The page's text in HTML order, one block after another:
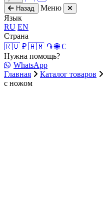
Назад
Меню
Язык
RU EN
Страна
🇷🇺 ₽ 🇦🇲 ֏🌐 €
Нужна помощь?
WhatsApp
Главная
Каталог товаров
с ножом